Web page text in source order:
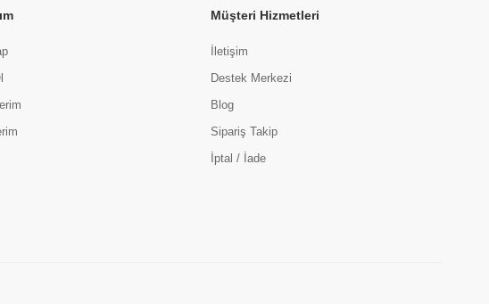
Müşteri Hizmetleri
İletişim
Destek Merkezi
Blog
Sipariş Takip
İptal / İade